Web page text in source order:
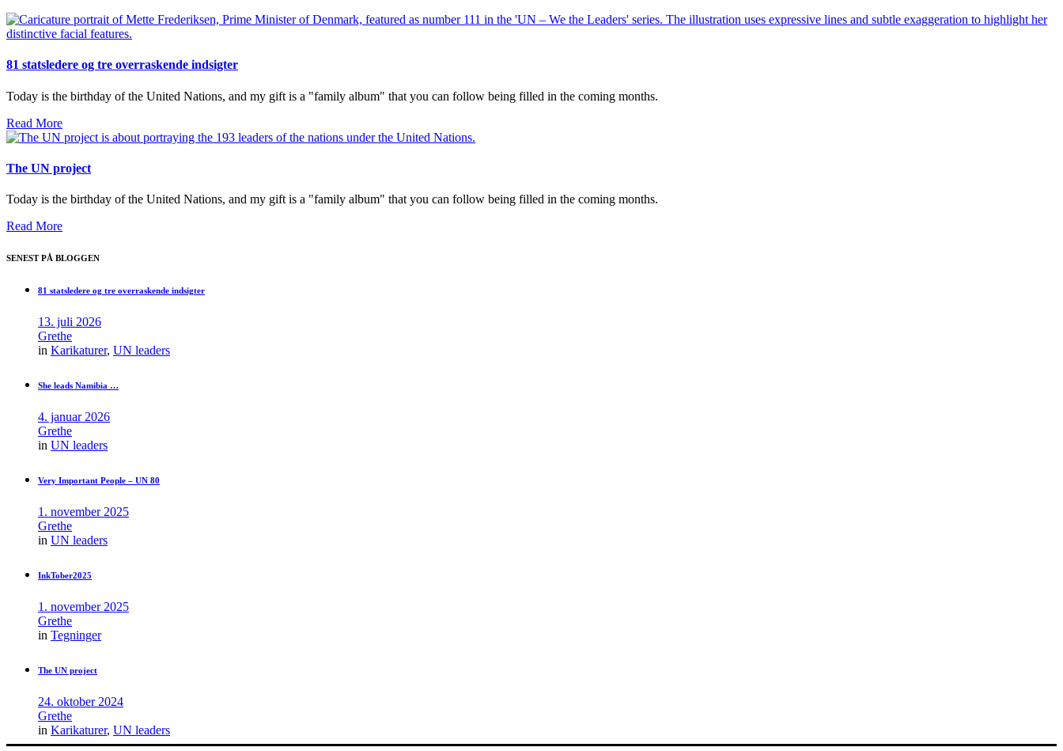
81 statsledere og tre overraskende indsigter
Today is the birthday of the United Nations, and my gift is a "family album" that you can follow being filled in the coming months.
Read More
The UN project
Today is the birthday of the United Nations, and my gift is a "family album" that you can follow being filled in the coming months.
Read More
SENEST PÅ BLOGGEN
81 statsledere og tre overraskende indsigter
13. juli 2026
Grethe
in Karikaturer, UN leaders
She leads Namibia …
4. januar 2026
Grethe
in UN leaders
Very Important People – UN 80
1. november 2025
Grethe
in UN leaders
InkTober2025
1. november 2025
Grethe
in Tegninger
The UN project
24. oktober 2024
Grethe
in Karikaturer, UN leaders